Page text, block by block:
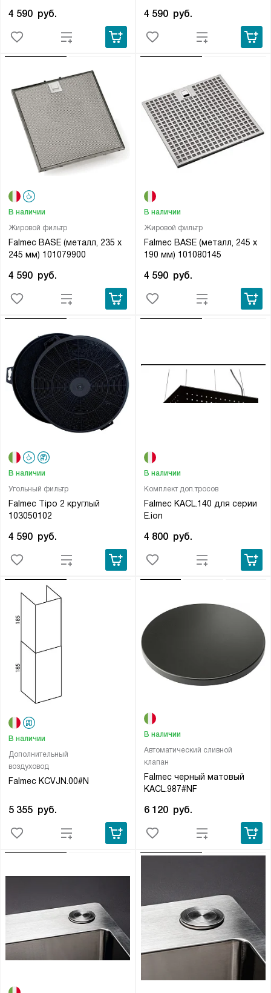
4 590 руб. 4 590 руб.
Жировой фильтр
Falmec BASE (металл, 235 х
245 мм) 101079900
В наличии
4 590 руб.
Жировой фильтр
Falmec BASE (металл, 245 х
190 мм) 101080145
В наличии
4 590 руб.
Угольный фильтр
Falmec Tipo 2 круглый
103050102
В наличии
4 590 руб.
Комплект доп.тросов
Falmec KACL.140 для серии
E.ion
В наличии
4 800 руб.
Дополнительный
воздуховод
Falmec KCVJN.00#N
В наличии
5 355 руб.
Автоматический сливной
клапан
Falmec черный матовый
KACL.987#NF
В наличии
6 120 руб.